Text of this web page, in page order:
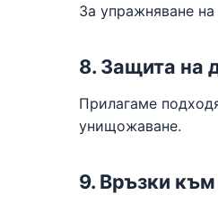
За упражняване
8. Защита на
Прилагаме
унищожаване.
9. Връзки